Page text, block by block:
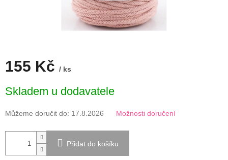
155 Kč / ks
cena:
Skladem u dodavatele
Můžeme doručit do: 17.8.2026 Možnosti doručení
Přidat do košíku